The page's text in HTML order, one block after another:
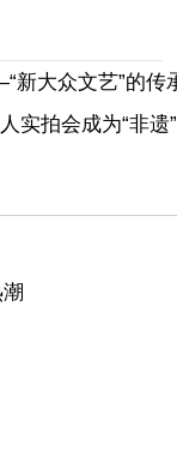
新大众文艺”的传
实拍会成为“非遗